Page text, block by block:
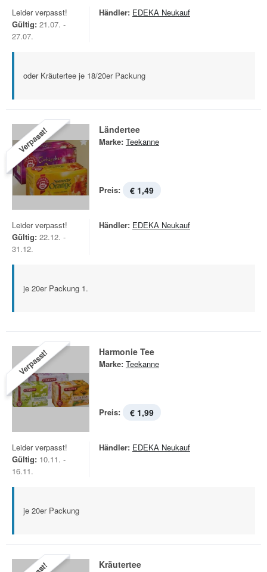
Leider verpasst!
Gültig: 21.07. -
27.07.
Händler: EDEKA Neukauf
oder Kräutertee je 18/20er Packung
Verpasst! Ländertee
Marke: Teekanne
Preis: € 1,49
Leider verpasst!
Gültig: 22.12. -
31.12.
Händler: EDEKA Neukauf
je 20er Packung 1.
Verpasst! Harmonie Tee
Marke: Teekanne
Preis: € 1,99
Leider verpasst!
Gültig: 10.11. -
16.11.
Händler: EDEKA Neukauf
je 20er Packung
Kräutertee